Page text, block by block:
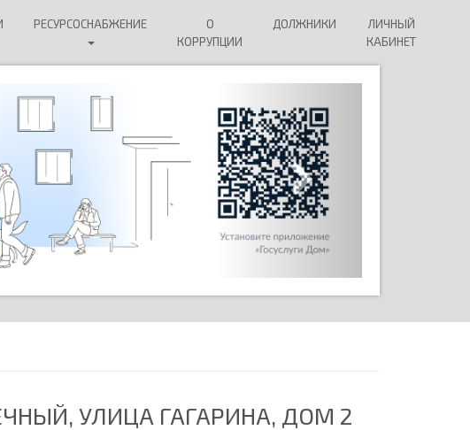
РЕСУРСОСНАБЖЕНИЕ
О
КОРРУПЦИИ
ДОЛЖНИКИ
ЛИЧНЫЙ
КАБИНЕТ
УЛИЦА ГАГАРИНА, ДОМ 2